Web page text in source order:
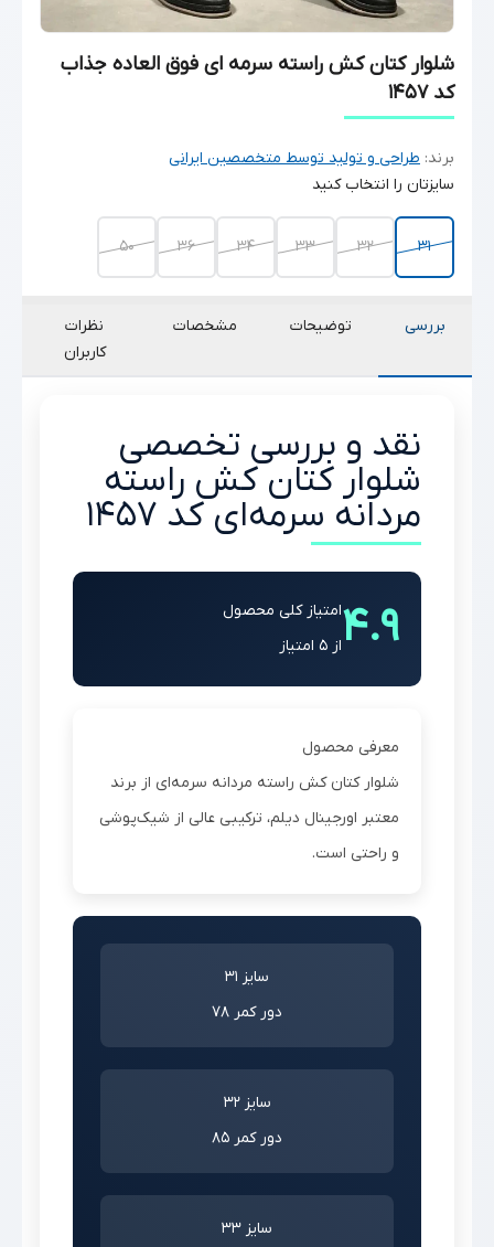
شلوار کتان کش راسته سرمه ای فوق العاده جذاب
کد 1457
برند: طراحی و تولید توسط متخصصین ایرانی
سایزتان را انتخاب کنید
۳۱ ۳۲ ۳۳ ۳۴ ۳۶ 50
بررسی توضیحات مشخصات
نظرات
کاربران
نقد و بررسی تخصصی
شلوار کتان کش راسته
مردانه سرمه‌ای کد 1457
4.9امتیاز کلی محصول
از 5 امتیاز
معرفی محصول
شلوار کتان کش راسته مردانه سرمه‌ای از برند
معتبر اورجینال دیلم، ترکیبی عالی از شیک‌پوشی
و راحتی است.
سایز 31
دور کمر 78
سایز 32
دور کمر 85
سایز 33